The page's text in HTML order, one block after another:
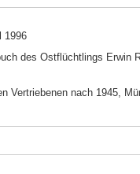
1996
des Ostflüchtlings Erwin
Vertriebenen nach 1945,